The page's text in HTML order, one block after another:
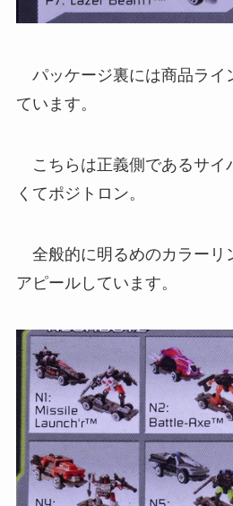
パッケージ裏には商品ライ
ています。
こちらは正義側であるサ
くてポジトロン。
全般的に明るめのカラーリ
アピールしています。